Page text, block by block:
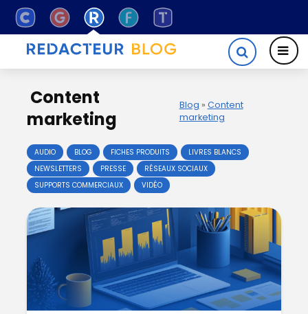
Content
marketing
Blog » Content
marketing
AUDIO BLOG FICHES PRODUITS
LIVRES BLANCS
NEWSLETTERS
PRESSE
RÉSEAUX SOCIAUX
SUPPORTS COMMERCIAUX
VIDÉO